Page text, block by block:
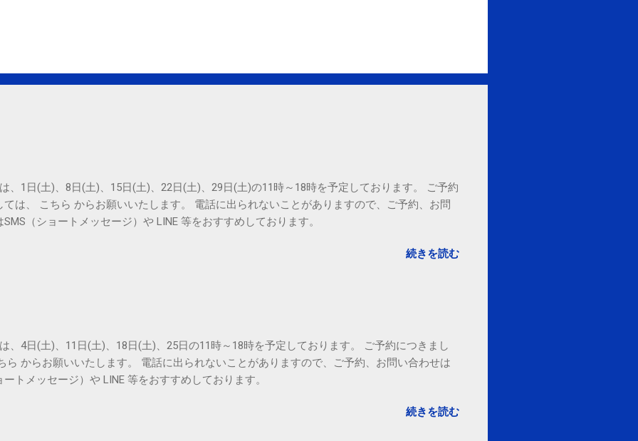
、1日(土)、8日(土)、15日(土)、22日(土)、29日(土)の11時～18時を予定しております。 ご予約
ては、 こちら からお願いいたします。 電話に出られないことがありますので、ご予約、お問
SMS（ショートメッセージ）や LINE 等をおすすめしております。
続きを読む
、4日(土)、11日(土)、18日(土)、25日の11時～18時を予定しております。 ご予約につきまし
ら からお願いいたします。 電話に出られないことがありますので、ご予約、お問い合わせは
ートメッセージ）や LINE 等をおすすめしております。
続きを読む